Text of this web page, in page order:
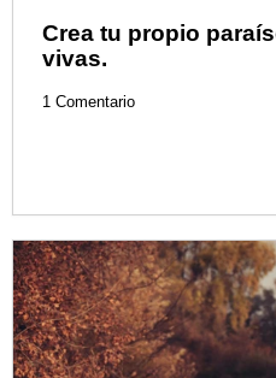
Crea tu propio
vivas.
1 Comentario